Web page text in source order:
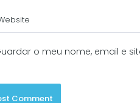
o meu nome, email e